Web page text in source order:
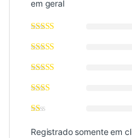
em geral
Registrado somente em